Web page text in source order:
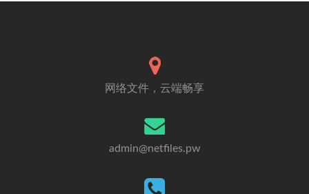
网络文件，云端畅享
admin@netfiles.pw